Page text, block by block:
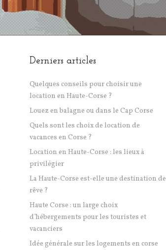
Derniers articles
Quelques conseils pour choisir une
location en Haute-Corse ?
Louez en balagne ou dans le Cap Corse
Quels sont les choix de location de
vacances en Corse ?
Location en Haute-Corse : les lieux à
privilégier
La Haute-Corse est-elle une destination de
rêve ?
Haute Corse : un large choix
d’hébergements pour les touristes et
vacanciers
Idée générale sur les logements en corse